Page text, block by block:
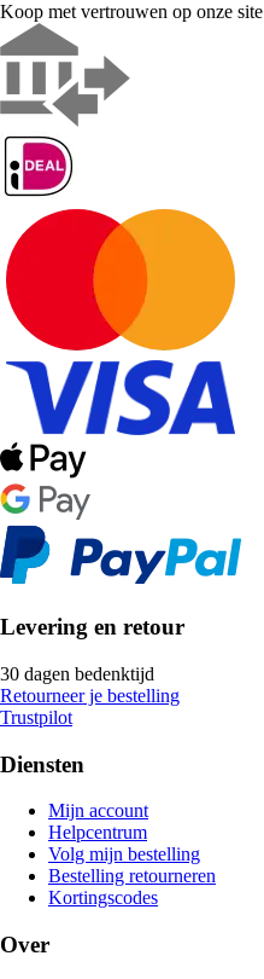
Koop met vertrouwen op onze site
Levering en retour
30 dagen bedenktijd
Retourneer je bestelling
Trustpilot
Diensten
Mijn account
Helpcentrum
Volg mijn bestelling
Bestelling retourneren
Kortingscodes
Over